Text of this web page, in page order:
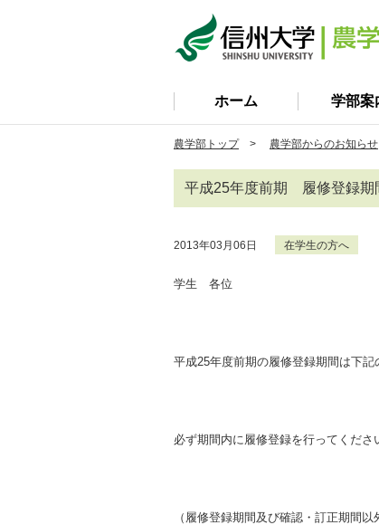
ホーム 学部案
農学部トップ> 農学部からのお知らせ
平成25年度前期 履修登録期
2013年03月06日 在学生の方へ
学生 各位
平成25年度前期の履修登録期間は下記
必ず期間内に履修登録を行ってくださ
（履修登録期間及び確認・訂正期間